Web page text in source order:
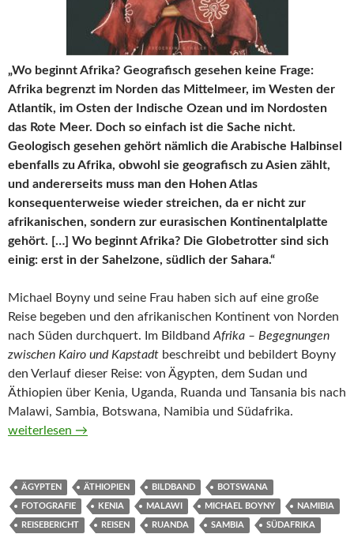
„Wo beginnt Afrika? Geografisch gesehen keine Frage:
Afrika begrenzt im Norden das Mittelmeer, im Westen der
Atlantik, im Osten der Indische Ozean und im Nordosten
das Rote Meer. Doch so einfach ist die Sache nicht.
Geologisch gesehen gehört nämlich die Arabische Halbinsel
ebenfalls zu Afrika, obwohl sie geografisch zu Asien zählt,
und andererseits muss man den Hohen Atlas
konsequenterweise wieder streichen, da er nicht zur
afrikanischen, sondern zur eurasischen Kontinentalplatte
gehört. […] Wo beginnt Afrika? Die Globetrotter sind sich
einig: erst in der Sahelzone, südlich der Sahara.“
Michael Boyny und seine Frau haben sich auf eine große
Reise begeben und den afrikanischen Kontinent von Norden
nach Süden durchquert. Im Bildband Afrika – Begegnungen
zwischen Kairo und Kapstadt beschreibt und bebildert Boyny
den Verlauf dieser Reise: von Ägypten, dem Sudan und
Äthiopien über Kenia, Uganda, Ruanda und Tansania bis nach
Malawi, Sambia, Botswana, Namibia und Südafrika.
Afrika – Begegnungen zwischen Kairo und Kapstadt von
weiterlesen →
ÄGYPTEN ÄTHIOPIEN BILDBAND BOTSWANA
FOTOGRAFIE KENIA MALAWI MICHAEL BOYNY NAMIBIA
REISEBERICHT REISEN RUANDA SAMBIA SÜDAFRIKA